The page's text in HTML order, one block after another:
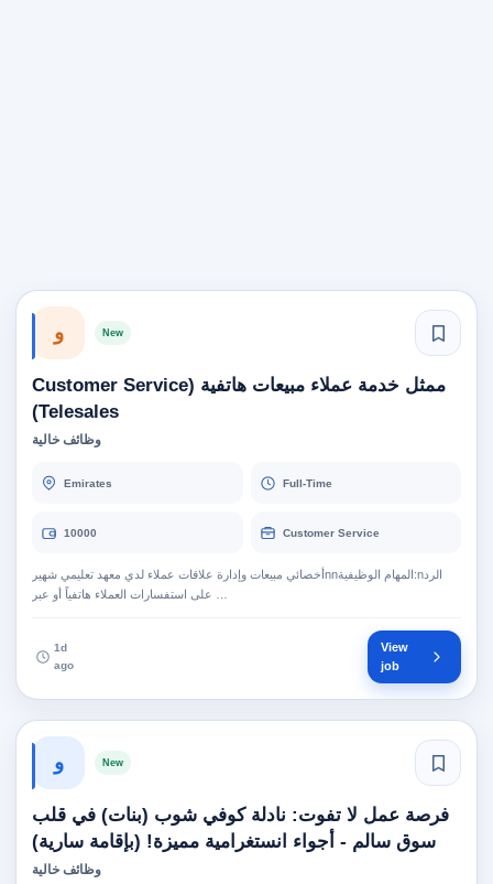
و New
ممثل خدمة عملاء مبيعات هاتفية (Customer Service
Telesales)
وظائف خالية
Emirates Full-Time
10000 Customer Service
أخصائي مبيعات وإدارة علاقات عملاء لدي معهد تعليمي شهيرnnالمهام الوظيفية:nالرد
1d
ago
View
job
و New
فرصة عمل لا تفوت: نادلة كوفي شوب (بنات) في قلب
سوق سالم - أجواء انستغرامية مميزة! (بإقامة سارية)
وظائف خالية